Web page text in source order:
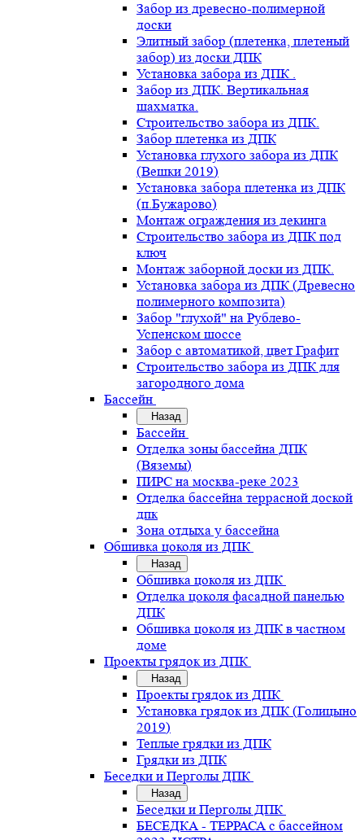
Забор из древесно-полимерной
доски
Элитный забор (плетенка, плетеный
забор) из доски ДПК
Установка забора из ДПК .
Забор из ДПК. Вертикальная
шахматка.
Строительство забора из ДПК.
Забор плетенка из ДПК
Установка глухого забора из ДПК
(Вешки 2019)
Установка забора плетенка из ДПК
(п.Бужарово)
Монтаж ограждения из декинга
Строительство забора из ДПК под
ключ
Монтаж заборной доски из ДПК.
Установка забора из ДПК (Древесно
полимерного композита)
Забор "глухой" на Рублево-
Успенском шоссе
Забор с автоматикой, цвет Графит
Строительство забора из ДПК для
загородного дома
Бассейн
Назад
Бассейн
Отделка зоны бассейна ДПК
(Вяземы)
ПИРС на москва-реке 2023
Отделка бассейна террасной доской
дпк
Зона отдыха у бассейна
Обшивка цоколя из ДПК
Назад
Обшивка цоколя из ДПК
Отделка цоколя фасадной панелью
ДПК
Обшивка цоколя из ДПК в частном
доме
Проекты грядок из ДПК
Назад
Проекты грядок из ДПК
Установка грядок из ДПК (Голицыно
2019)
Теплые грядки из ДПК
Грядки из ДПК
Беседки и Перголы ДПК
Назад
Беседки и Перголы ДПК
БЕСЕДКА - ТЕРРАСА с бассейном